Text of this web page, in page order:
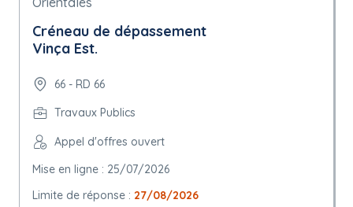
Créneau de dépassement
Vinça Est.
66 - RD 66
Travaux Publics
Appel d'offres ouvert
Mise en ligne : 25/07/2026
Limite de réponse : 27/08/2026